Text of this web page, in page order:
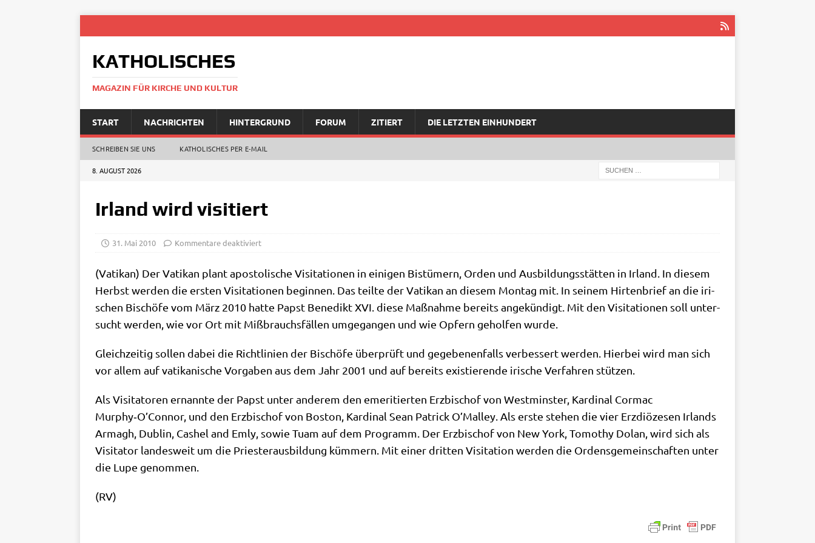
KATHOLISCHES
MAGAZIN FÜR KIRCHE UND KULTUR
START NACHRICHTEN HINTERGRUND FORUM ZITIERT DIE LETZTEN EINHUNDERT
SCHREIBEN SIE UNS KATHOLISCHES PER E‑MAIL
8. AUGUST 2026
Irland wird visitiert
31. Mai 2010 Kommentare deaktiviert
(Vati­kan) Der Vati­kan plant apo­sto­li­sche Visi­ta­tio­nen in eini­gen Bis­tü­mern, Orden und Aus­bil­dungs­stät­ten in Irland. In die­sem
Herbst wer­den die ersten Visi­ta­tio­nen begin­nen. Das teil­te der Vati­kan an die­sem Mon­tag mit. In sei­nem Hir­ten­brief an die iri­
schen Bischö­fe vom März 2010 hat­te Papst Bene­dikt XVI. die­se Maß­nah­me bereits ange­kün­digt. Mit den Visi­ta­tio­nen soll unter­
sucht wer­den, wie vor Ort mit Miß­brauchs­fäl­len umge­gan­gen und wie Opfern gehol­fen wurde.
Gleich­zei­tig sol­len dabei die Richt­li­ni­en der Bischö­fe über­prüft und gege­be­nen­falls ver­bes­sert wer­den. Hier­bei wird man sich
vor allem auf vati­ka­ni­sche Vor­ga­ben aus dem Jahr 2001 und auf bereits exi­stie­ren­de iri­sche Ver­fah­ren stützen.
Als Visi­ta­to­ren ernann­te der Papst unter ande­rem den eme­ri­tier­ten Erz­bi­schof von West­min­ster, Kar­di­nal Cor­mac
Murphy‑O’Connor, und den Erz­bi­schof von Bos­ton, Kar­di­nal Sean Patrick O’Malley. Als erste ste­hen die vier Erz­diö­ze­sen Irlands
Armagh, Dub­lin, Cas­hel and Emly, sowie Tuam auf dem Pro­gramm. Der Erz­bi­schof von New York, Tomo­thy Dolan, wird sich als
Visi­ta­tor lan­des­weit um die Prie­ster­aus­bil­dung küm­mern. Mit einer drit­ten Visi­ta­ti­on wer­den die Ordens­ge­mein­schaf­ten unter
die Lupe genommen.
(RV)